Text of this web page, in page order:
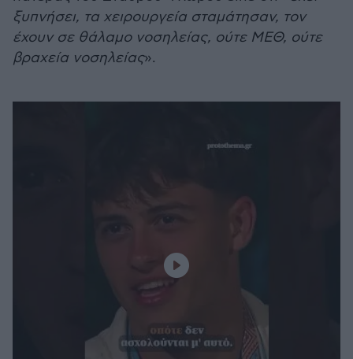
ξυπνήσει, τα χειρουργεία σταμάτησαν, τον
έχουν σε θάλαμο νοσηλείας, ούτε ΜΕΘ, ούτε
βραχεία νοσηλείας».